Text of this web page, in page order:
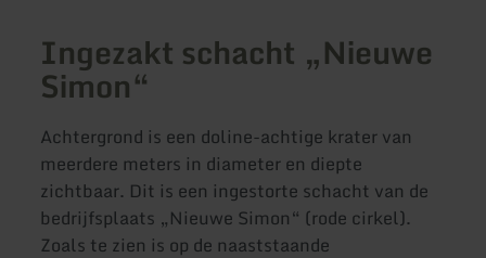
Ingezakt schacht „Nieuwe
Simon“
Achtergrond is een doline-achtige krater van
meerdere meters in diameter en diepte
zichtbaar. Dit is een ingestorte schacht van de
bedrijfsplaats „Nieuwe Simon“ (rode cirkel).
Zoals te zien is op de naaststaande